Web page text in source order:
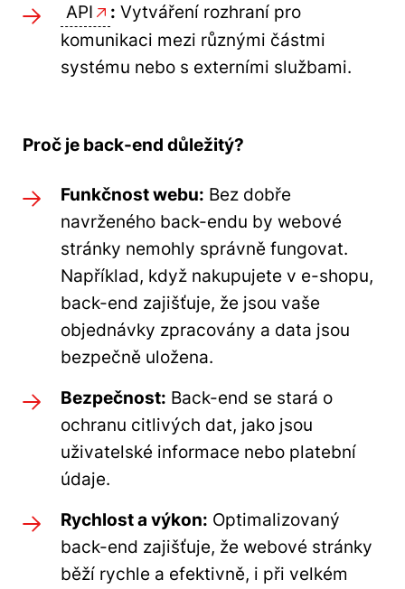
API
: Vytváření rozhraní pro
komunikaci mezi různými částmi
systému nebo s externími službami.
Proč je back-end důležitý?
Funkčnost webu: Bez dobře
navrženého back-endu by webové
stránky nemohly správně fungovat.
Například, když nakupujete v e-shopu,
back-end zajišťuje, že jsou vaše
objednávky zpracovány a data jsou
bezpečně uložena.
Bezpečnost: Back-end se stará o
ochranu citlivých dat, jako jsou
uživatelské informace nebo platební
údaje.
Rychlost a výkon: Optimalizovaný
back-end zajišťuje, že webové stránky
běží rychle a efektivně, i při velkém